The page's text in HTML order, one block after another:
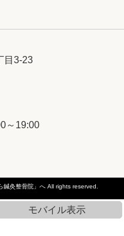
目3-23
～19:00
鍼灸整骨院」へ All rights reserved.
モバイル表示